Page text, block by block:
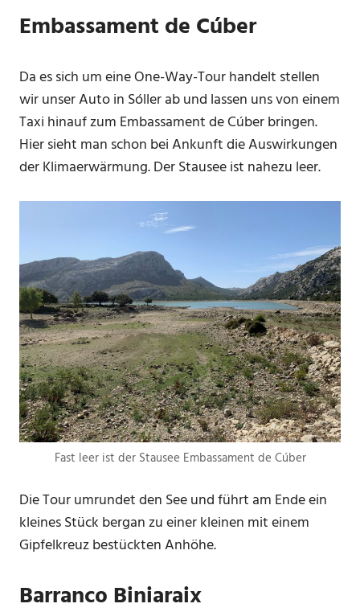
Embassament de Cúber
Da es sich um eine One-Way-Tour handelt stellen
wir unser Auto in Sóller ab und lassen uns von einem
Taxi hinauf zum Embassament de Cúber bringen.
Hier sieht man schon bei Ankunft die Auswirkungen
der Klimaerwärmung. Der Stausee ist nahezu leer.
Fast leer ist der Stausee Embassament de Cúber
Die Tour umrundet den See und führt am Ende ein
kleines Stück bergan zu einer kleinen mit einem
Gipfelkreuz bestückten Anhöhe.
Barranco Biniaraix